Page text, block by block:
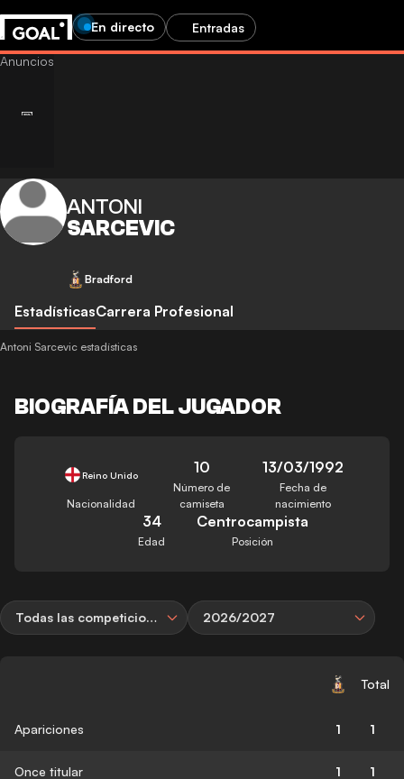
En directo Entradas
ANTONI
SARCEVIC
Bradford
EstadísticasCarrera Profesional
Antoni Sarcevic estadísticas
BIOGRAFÍA DEL JUGADOR
Reino Unido
Nacionalidad
10
Número de
camiseta
13/03/1992
Fecha de
nacimiento
34
Edad
Centrocampista
Posición
Todas las competiciones 2026/2027
Total
Apariciones 1 1
Once titular 1 1